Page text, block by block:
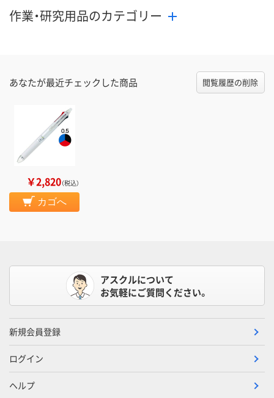
作業・研究用品のカテゴリー
あなたが最近チェックした商品 閲覧履歴の削除
￥2,820（税込）
カゴへ
アスクルについて
お気軽にご質問ください。
新規会員登録
ログイン
ヘルプ